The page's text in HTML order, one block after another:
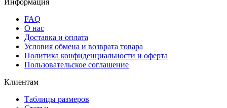
FAQ
О нас
Доставка и оплата
Условия обмена и возврата товара
Политика конфиденциальности и оферта
Пользовательское соглашение
Клиентам
Таблицы размеров